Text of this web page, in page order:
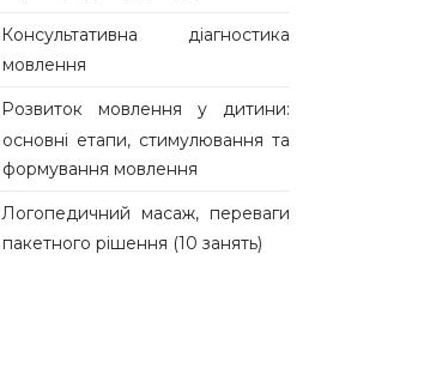
Консультативна діагностика
мовлення
Розвиток мовлення у дитини:
основні етапи, стимулювання та
формування мовлення
Логопедичний масаж, переваги
пакетного рішення (10 занять)